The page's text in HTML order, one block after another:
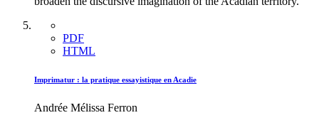
PDF
HTML
Imprimatur : la pratique essayistique en Acadie
Andrée Mélissa Ferron